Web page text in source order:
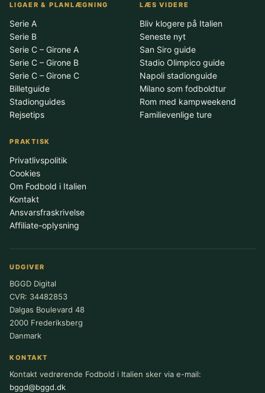
LIGAER & PLANLÆGNING
Serie A
Serie B
Serie C – Girone A
Serie C – Girone B
Serie C – Girone C
Billetguide
Stadionguides
Rejsetips
LÆS VIDERE
Bliv klogere på Italien
Seneste nyt
San Siro guide
Stadio Olimpico guide
Napoli stadionguide
Milano som fodboldtur
Rom med kampweekend
Familievenlige ture
PRAKTISK
Privatlivspolitik
Cookies
Om Fodbold i Italien
Kontakt
Ansvarsfraskrivelse
Affiliate-oplysning
UDGIVER
BGGD Digital
CVR: 34482853
Dalgas Boulevard 48
2000 Frederiksberg
Danmark
KONTAKT
Kontakt vedrørende Fodbold i Italien sker via e-mail:
bggd@bggd.dk